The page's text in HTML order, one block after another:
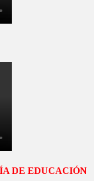
DE EDUCACIÓN